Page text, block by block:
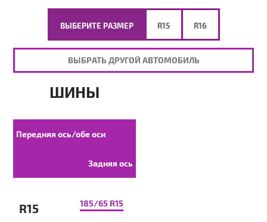
ВЫБЕРИТЕ РАЗМЕР R15 R16
ВЫБРАТЬ ДРУГОЙ АВТОМОБИЛЬ
ШИНЫ
Передняя ось/обе оси
Задняя ось
R15 185/65 R15